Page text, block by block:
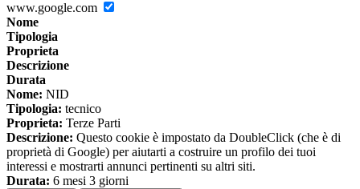
www.google.com
Nome
Tipologia
Proprieta
Descrizione
Durata
Nome: NID
Tipologia: tecnico
Proprieta: Terze Parti
Descrizione: Questo cookie è impostato da DoubleClick (che è di
proprietà di Google) per aiutarti a costruire un profilo dei tuoi
interessi e mostrarti annunci pertinenti su altri siti.
Durata: 6 mesi 3 giorni